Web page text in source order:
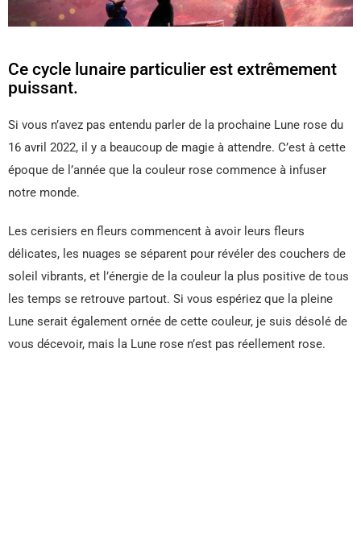
Ce cycle lunaire particulier est extrêmement
puissant.
Si vous n’avez pas entendu parler de la prochaine Lune rose du
16 avril 2022, il y a beaucoup de magie à attendre. C’est à cette
époque de l’année que la couleur rose commence à infuser
notre monde.
Les cerisiers en fleurs commencent à avoir leurs fleurs
délicates, les nuages ​​se séparent pour révéler des couchers de
soleil vibrants, et l’énergie de la couleur la plus positive de tous
les temps se retrouve partout. Si vous espériez que la pleine
Lune serait également ornée de cette couleur, je suis désolé de
vous décevoir, mais la Lune rose n’est pas réellement rose.